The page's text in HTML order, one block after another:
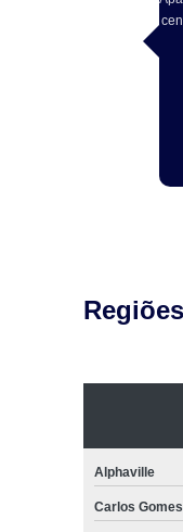
Alphaville
Carlos Gomes